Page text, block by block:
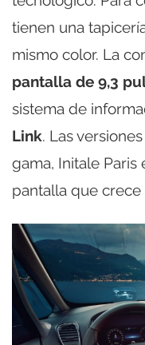
tienen una
mismo color. La
pantalla de 9,3
sistema de
Link. Las
gama, Initale Paris
pantalla que crece